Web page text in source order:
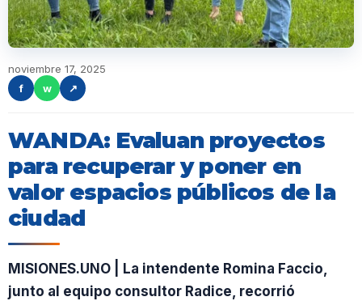
noviembre 17, 2025
f
w ↗
WANDA: Evaluan proyectos
para recuperar y poner en
valor espacios públicos de la
ciudad
MISIONES.UNO | La intendente Romina Faccio,
junto al equipo consultor Radice, recorrió